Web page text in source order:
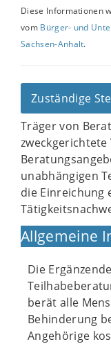
Diese Informationen
vom Bürger- und
Sachsen-Anhalt.
Zuständige
Träger von
unabhängigen
die Einreichung
Allgemeine
Die
berät alle
Behinderung
Angehörige